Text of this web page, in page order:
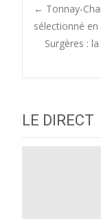
Post
← Tonnay-
sélectionné
Surgères :
LE DIRECT